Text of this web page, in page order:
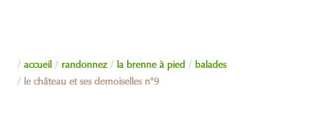
accueil randonnez la brenne à pied balades
le château et ses demoiselles n°9